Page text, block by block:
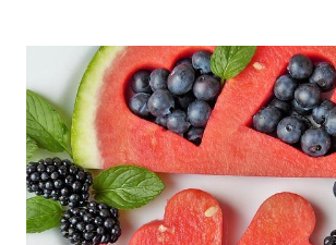
CUKETY:
LETNÍ
HIT
NA
TALÍŘI